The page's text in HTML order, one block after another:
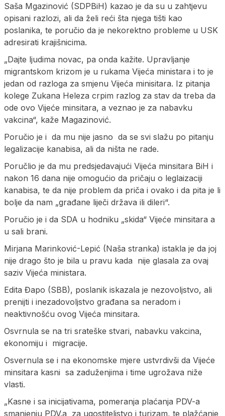
Saša Mgazinović (SDPBiH) kazao je da su u zahtjevu
opisani razlozi, ali da želi reći šta njega tišti kao
poslanika, te poručio da je nekorektno probleme u USK
adresirati krajišnicima.
„Dajte ljudima novac, pa onda kažite. Upravljanje
migrantskom krizom je u rukama Vijeća ministara i to je
jedan od razloga za smjenu Vijeća minisitara. Iz pitanja
kolege Zukana Heleza crpim razlog za stav da treba da
ode ovo Vijeće minsitara, a veznao je za nabavku
vakcina“, kaže Magazinović.
Poručio je i da mu nije jasno da se svi slažu po pitanju
legalizacije kanabisa, ali da ništa ne rade.
Poručlio je da mu predsjedavajući Vijeća minsitara BiH i
nakon 16 dana nije omogućio da pričaju o leglaizaciji
kanabisa, te da nije problem da priča i ovako i da pita je li
bolje da nam „građane liječi država ili dileri“.
Poručio je i da SDA u hodniku „skida“ Vijeće minsitara a
u sali brani.
Mirjana Marinković-Lepić (Naša stranka) istakla je da joj
nije drago što je bila u pravu kada nije glasala za ovaj
saziv Vijeća ministara.
Edita Đapo (SBB), poslanik iskazala je nezovoljstvo, ali
prenijti i inezadovoljstvo građana sa neradom i
neaktivnošću ovog Vijeća minsitara.
Osvrnula se na tri srateške stvari, nabavku vakcina,
ekonomiju i migracije.
Osvernula se i na ekonomske mjere ustvrdivši da Vijeće
minsitara kasni sa zaduženjima i time ugrožava niže
vlasti.
„Kasne i sa inicijativama, pomeranja plaćanja PDV-a
smanjenju PDV.a za ugostiteljstvo i turizam, te plažćanje